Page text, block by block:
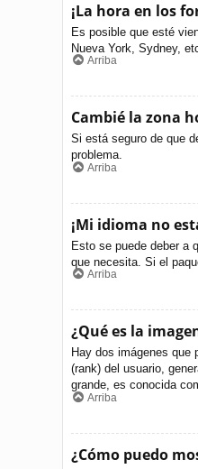
¡La hora en los
Es posible que esté
Nueva York, Sydney,
Arriba
Cambié la zona
Si está seguro de que
problema.
Arriba
¡Mi idioma no
Esto se puede deber a
que necesita. Si el
Arriba
¿Qué es la
Hay dos imágenes que
(rank) del usuario,
grande, es conocida
Arriba
¿Cómo puedo